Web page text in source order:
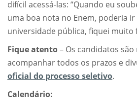
difícil acessá-las: “Quando eu
uma boa nota no Enem, poderia
universidade pública, fiquei muito
Fique atento– Os candidatos
acompanhar todos os prazos e
oficial do processo seletivo.
Calendário: